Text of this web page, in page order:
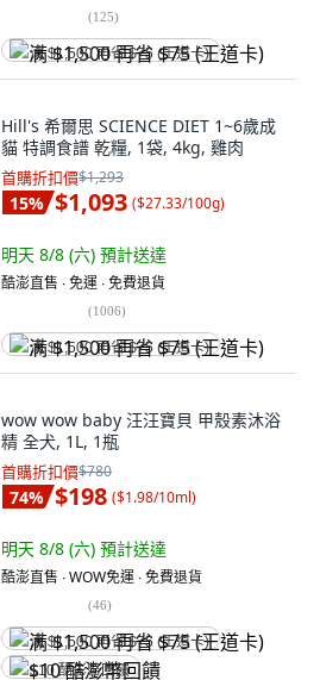
(125)
满 $1,500 再省 $75 (王道卡)
Hill's 希爾思 SCIENCE DIET 1~6歲成
貓 特調食譜 乾糧, 1袋, 4kg, 雞肉
首購折扣價$1,293
15% $1,093 ($27.33/100g)
明天 8/8 (六) 預計送達
酷澎直售 ∙ 免運 ∙ 免費退貨
(1006)
满 $1,500 再省 $75 (王道卡)
wow wow baby 汪汪寶貝 甲殼素沐浴
精 全犬, 1L, 1瓶
首購折扣價$780
74% $198 ($1.98/10ml)
明天 8/8 (六) 預計送達
酷澎直售 ∙ WOW免運 ∙ 免費退貨
(46)
满 $1,500 再省 $75 (王道卡)
$10 酷澎幣回饋